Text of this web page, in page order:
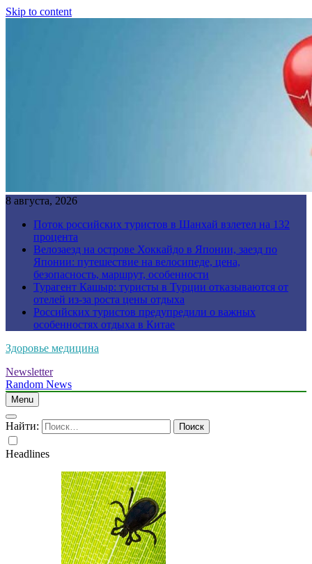
Skip to content
8 августа, 2026
Поток российских туристов в Шанхай взлетел на 132
процента
Велозаезд на острове Хоккайдо в Японии, заезд по
Японии: путешествие на велосипеде, цена,
безопасность, маршрут, особенности
Турагент Кашыр: туристы в Турции отказываются от
отелей из-за роста цены отдыха
Российских туристов предупредили о важных
особенностях отдыха в Китае
Здоровье медицина
Newsletter
Random News
Menu
Найти:
Headlines